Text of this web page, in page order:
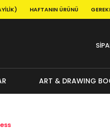
HAFTANIN ÜRÜNÜ
ART & DRAWING